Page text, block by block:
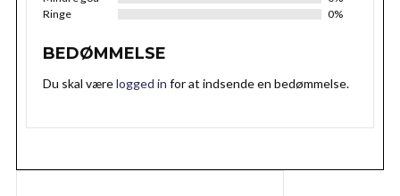
Ringe
0%
BEDØMMELSE
Du skal værelogged in for at indsende en bedømmelse.